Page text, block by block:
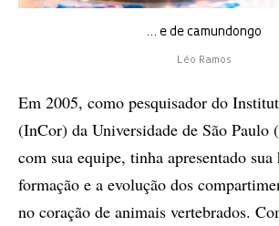
… e de camundongo
Léo Ramos
Em 2005, como pesquisador do
(InCor) da Universidade de São Paulo
com sua equipe, tinha apresentado sua
formação e a evolução dos
no coração de animais vertebrados.